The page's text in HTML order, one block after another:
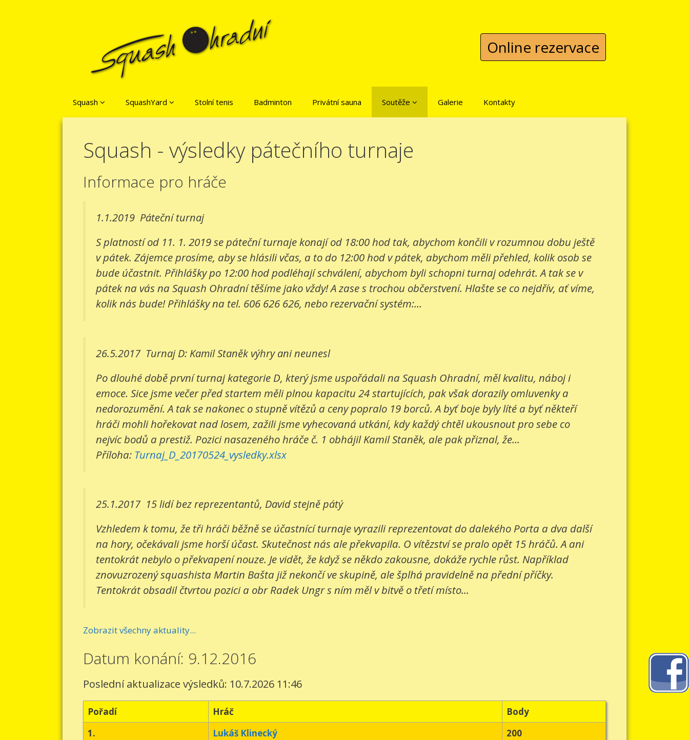
Online rezervace
Squash SquashYard Stolní tenis Badminton Privátní sauna Soutěže Galerie Kontakty
Squash - výsledky pátečního turnaje
Informace pro hráče
1.1.2019 Páteční turnaj
S platností od 11. 1. 2019 se páteční turnaje konají od 18:00 hod tak, abychom končili v rozumnou dobu ještě
v pátek. Zájemce prosíme, aby se hlásili včas, a to do 12:00 hod v pátek, abychom měli přehled, kolik osob se
bude účastnit. Přihlášky po 12:00 hod podléhají schválení, abychom byli schopni turnaj odehrát. A tak se v
pátek na vás na Squash Ohradní těšíme jako vždy! A zase s trochou občerstvení. Hlašte se co nejdřív, ať víme,
kolik nás bude! Přihlášky na tel. 606 626 626, nebo rezervační systém:...
26.5.2017 Turnaj D: Kamil Staněk výhry ani neunesl
Po dlouhé době první turnaj kategorie D, který jsme uspořádali na Squash Ohradní, měl kvalitu, náboj i
emoce. Sice jsme večer před startem měli plnou kapacitu 24 startujících, pak však dorazily omluvenky a
nedorozumění. A tak se nakonec o stupně vítězů a ceny popralo 19 borců. A byť boje byly líté a byť někteří
hráči mohli hořekovat nad losem, zažili jsme vyhecovaná utkání, kdy každý chtěl ukousnout pro sebe co
nejvíc bodů a prestiž. Pozici nasazeného hráče č. 1 obhájil Kamil Staněk, ale pak přiznal, že...
Příloha: Turnaj_D_20170524_vysledky.xlsx
25.1.2017 15 lidí bez reprezentantů, David stejně pátý
Vzhledem k tomu, že tři hráči běžně se účastnící turnaje vyrazili reprezentovat do dalekého Porta a dva další
na hory, očekávali jsme horší účast. Skutečnost nás ale překvapila. O vítězství se pralo opět 15 hráčů. A ani
tentokrát nebylo o překvapení nouze. Je vidět, že když se někdo zakousne, dokáže rychle růst. Například
znovuzrozený squashista Martin Bašta již nekončí ve skupině, ale šplhá pravidelně na přední příčky.
Tentokrát obsadil čtvrtou pozici a obr Radek Ungr s ním měl v bitvě o třetí místo...
Zobrazit všechny aktuality...
Datum konání: 9.12.2016
Poslední aktualizace výsledků: 10.7.2026 11:46
Pořadí Hráč
Body
1.
Lukáš Klinecký
200